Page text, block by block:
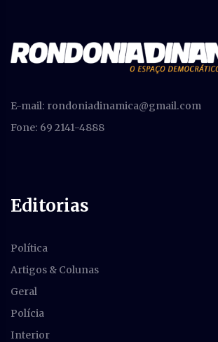
E-mail: rondoniadinamica@gmail.com
Fone: 69 2141-4888
Editorias
Política
Artigos & Colunas
Geral
Polícia
Interior